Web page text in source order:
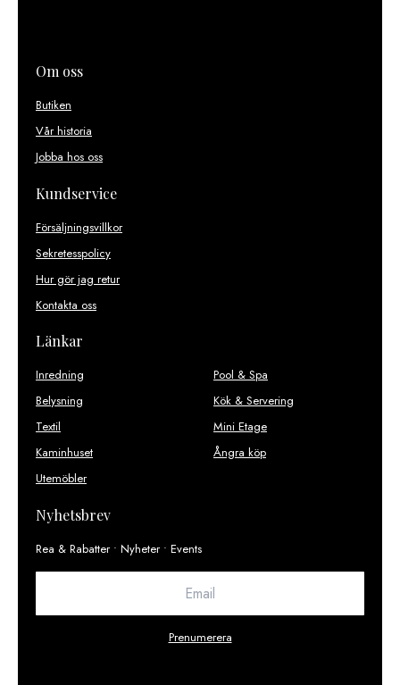
Om oss
Butiken
Vår historia
Jobba hos oss
Kundservice
Försäljningsvillkor
Sekretesspolicy
Hur gör jag retur
Kontakta oss
Länkar
Inredning
Belysning
Textil
Kaminhuset
Utemöbler
Pool & Spa
Kök & Servering
Mini Etage
Ångra köp
Nyhetsbrev
Rea & Rabatter • Nyheter • Events
Prenumerera